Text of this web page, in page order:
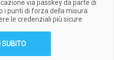
via passkey da parte di
i punti di forza della misura
le credenziali più sicure
SUBITO